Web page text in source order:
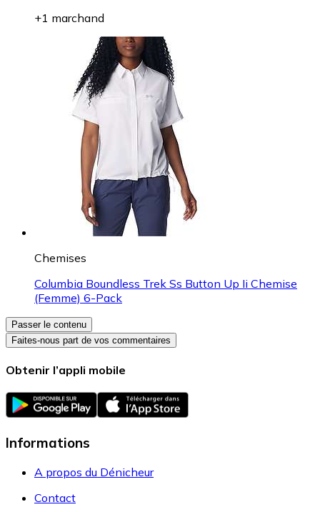
+1 marchand
Chemises
Columbia Boundless Trek Ss Button Up Ii Chemise
(Femme) 6-Pack
Passer le contenu
Faites-nous part de vos commentaires
Obtenir l’appli mobile
Informations
A propos du Dénicheur
Contact